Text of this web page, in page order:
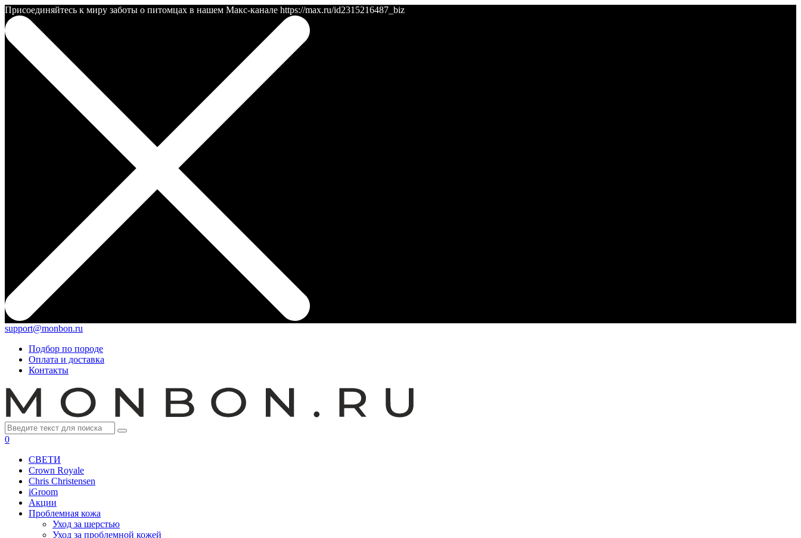
Присоединяйтесь к миру заботы о питомцах в нашем Макс-канале https://max.ru/id2315216487_biz
support@monbon.ru
Подбор по породе
Оплата и доставка
Контакты
0
СВЕТИ
Crown Royale
Chris Christensen
iGroom
Акции
Проблемная кожа
Уход за шерстью
Уход за проблемной кожей